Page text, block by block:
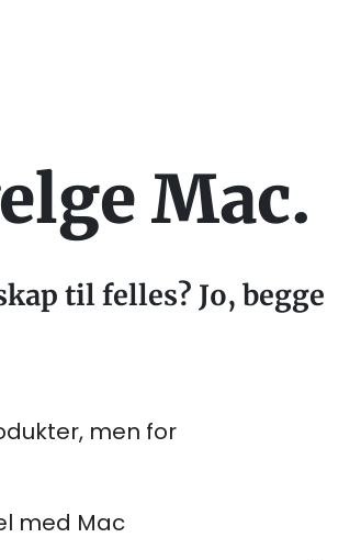
Mac.
til felles? Jo, begge
men for
med Mac